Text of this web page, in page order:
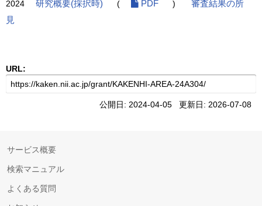
2024 研究概要(採択時) ( PDF )
審査結果の所
見
URL:
公開日: 2024-04-05 更新日: 2026-07-08
サービス概要
検索マニュアル
よくある質問